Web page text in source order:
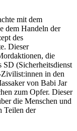
mit dem
dem Handeln der
des
Dieser
die
SD (Sicherheitsdienst
Zivilist:innen in den
von Babi Jar
zum Opfer. Dieser
die Menschen und
Teilen der